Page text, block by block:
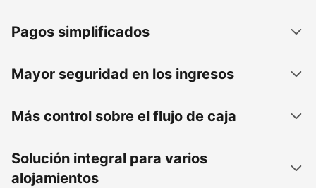
Pagos simplificados
Mayor seguridad en los ingresos
Más control sobre el flujo de caja
Solución integral para varios
alojamientos